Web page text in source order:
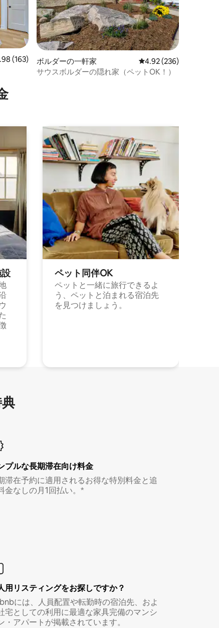
ュー163件、5つ星中4.98つ星の平均評価
(163)
ボルダーの一軒家 レビュー236件、5つ
4.92 (236)
サウスボルダーの隠れ家（ペットOK！）
ペット同⁠伴OK
ペットと一緒に旅行できるよ
う、ペットと泊まれる宿泊先
を見つけましょう。
プルな長期滞在向け料金
滞在予約に適用されるお得な特別料金と追
金なしの月1回払い。*
用リスティングをお探しですか？
には、人員配置や転勤時の宿泊先、およ
宅としての利用に最適な家具完備のマンシ
・アパートが掲載されています。